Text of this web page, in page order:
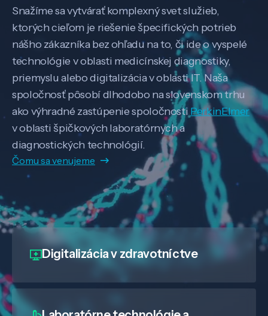
Snažíme sa vytvárať komplexný svet služieb,
ktorých cieľom je riešenie špecifických potrieb
nášho zákazníka bez ohľadu na to, či ide o vyspelé
technológie v oblasti medicínskej diagnostiky,
priemyslu alebo digitalizácia v oblasti IT. Naša
spoločnosť pôsobí dlhodobo na slovenskom trhu
ako výhradné zastúpenie spoločnosti PerkinElmer
v oblasti špičkových laboratórnych a
diagnostických technológií.
Čomu sa venujeme
Digitalizáciav zdravotníctve